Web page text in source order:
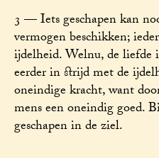
3 — Iets geschapen kan
vermogen beschikken;
ijdelheid. Welnu, de liefde
eerder in strijd met de
oneindige kracht, want
mens een oneindig goed.
geschapen in de ziel.